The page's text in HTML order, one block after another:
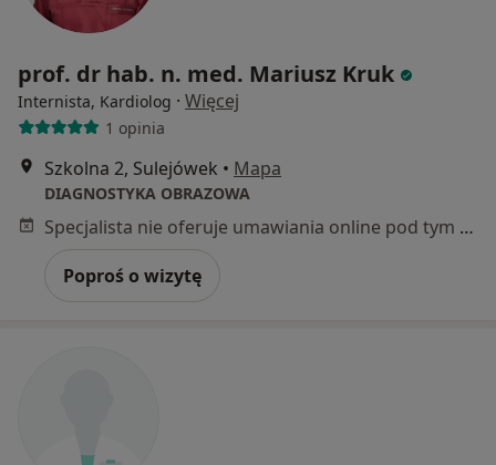
prof. dr hab. n. med. Mariusz Kruk
Internista, Kardiolog · Więcej
1 opinia
Szkolna 2, Sulejówek • Mapa
DIAGNOSTYKA OBRAZOWA
Specjalista nie oferuje umawiania online pod tym adresem.
Poproś o wizytę